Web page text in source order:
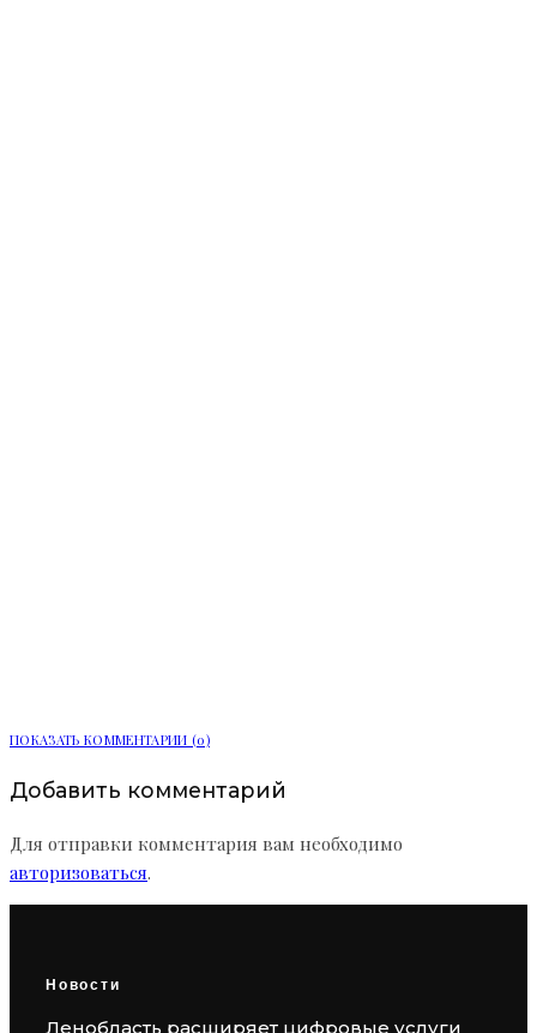
ПОКАЗАТЬ КОММЕНТАРИИ (0)
Добавить комментарий
Для отправки комментария вам необходимо
авторизоваться.
Новости
Ленобласть расширяет цифровые услуги